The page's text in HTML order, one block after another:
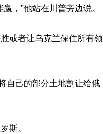
，”他站在川普旁边说。
或者让乌克兰保住所有领
自己的部分土地割让给俄
斯。